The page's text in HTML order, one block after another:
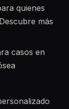
quienes
más
casos en